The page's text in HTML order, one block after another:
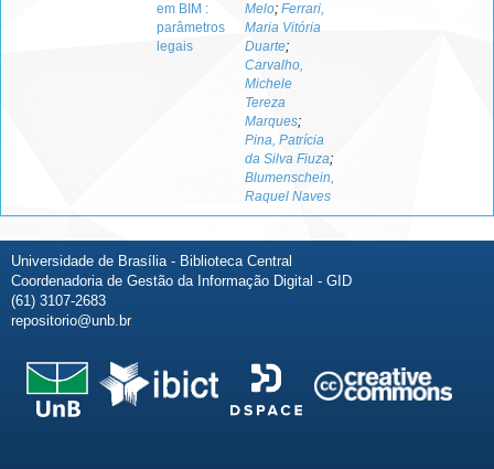
em BIM :
parâmetros
legais
Melo; Ferrari,
Maria Vitória
Duarte;
Carvalho,
Michele
Tereza
Marques;
Pina, Patrícia
da Silva Fiuza;
Blumenschein,
Raquel Naves
Universidade de Brasília - Biblioteca Central
Coordenadoria de Gestão da Informação Digital - GID
(61) 3107-2683
repositorio@unb.br